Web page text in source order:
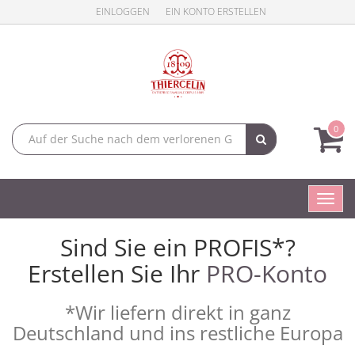
EINLOGGEN EIN KONTO ERSTELLEN
0
Sind Sie ein PROFIS*?
Erstellen Sie Ihr PRO-Konto
*Wir liefern direkt in ganz
Deutschland und ins restliche Europa